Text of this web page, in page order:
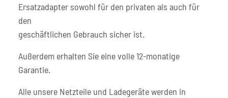
Ersatzadapter sowohl für den privaten als auch für
den
geschäftlichen Gebrauch sicher ist.
Außerdem erhalten Sie eine volle 12-monatige
Garantie.
Alle unsere Netzteile und Ladegeräte werden in